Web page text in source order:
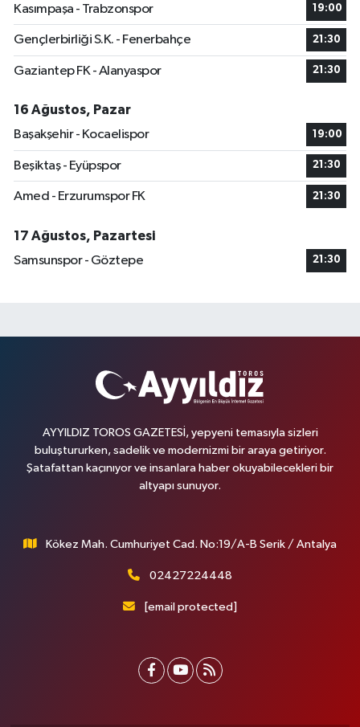
Kasımpaşa - Trabzonspor 19:00
Gençlerbirliği S.K. - Fenerbahçe 21:30
Gaziantep FK - Alanyaspor 21:30
16 Ağustos, Pazar
Başakşehir - Kocaelispor
19:00
Beşiktaş - Eyüpspor 21:30
Amed - Erzurumspor FK 21:30
17 Ağustos, Pazartesi
Samsunspor - Göztepe
21:30
AYYILDIZ TOROS GAZETESİ, yepyeni temasıyla sizleri
buluştururken, sadelik ve modernizmi bir araya getiriyor.
Şatafattan kaçınıyor ve insanlara haber okuyabilecekleri bir
altyapı sunuyor.
Kökez Mah. Cumhuriyet Cad. No:19/A-B Serik / Antalya
02427224448
[email protected]